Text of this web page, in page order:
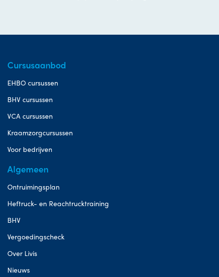
Cursusaanbod
EHBO cursussen
BHV cursussen
VCA cursussen
Kraamzorgcursussen
Voor bedrijven
Algemeen
Ontruimingsplan
Heftruck- en Reachtrucktraining
BHV
Vergoedingscheck
Over Livis
Nieuws